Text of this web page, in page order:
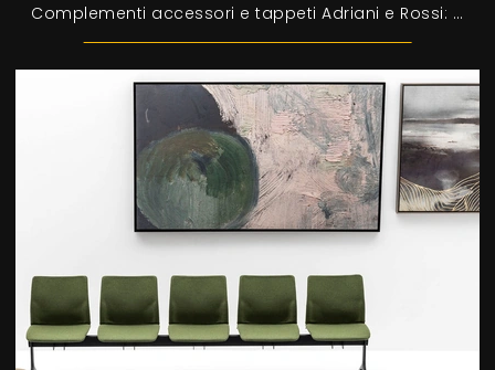
Complementi accessori e tappeti Adriani e Rossi: scopri come completare i tuoi locali moderni con il modello Tappeto Teorema.